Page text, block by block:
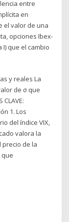
entre
en
el valor de una
opciones Ibex-
I) que el cambio
y reales La
de σ que
1. Los
del índice VIX,
valora la
de la
que